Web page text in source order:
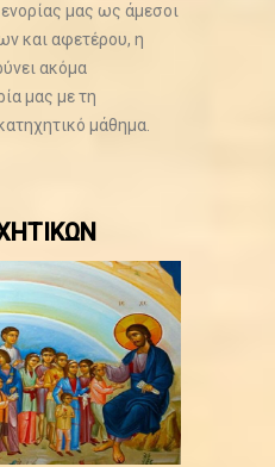
μας ως άμεσοι
και αφετέρου, η
ακόμα
μας με τη
μάθημα.